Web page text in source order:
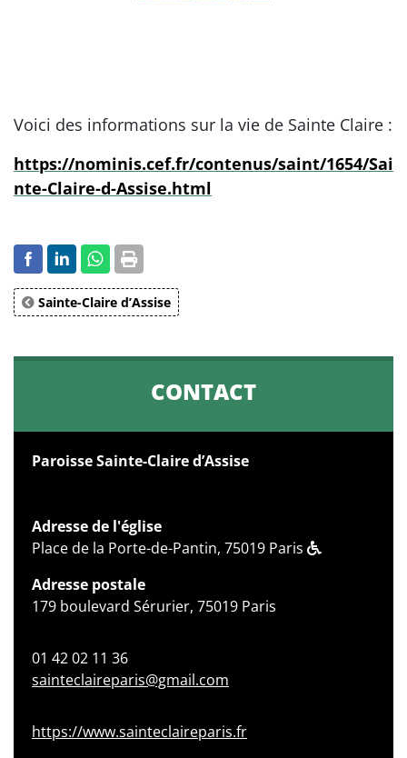
Voici des informations sur la vie de Sainte Claire :
https://nominis.cef.fr/contenus/saint/1654/Sai
nte-Claire-d-Assise.html
Sainte-Claire d’Assise
CONTACT
Paroisse Sainte-Claire d’Assise
Adresse de l'église
Place de la Porte-de-Pantin, 75019 Paris
Adresse postale
179 boulevard Sérurier, 75019 Paris
01 42 02 11 36
sainteclaireparis@gmail.com
https://www.sainteclaireparis.fr